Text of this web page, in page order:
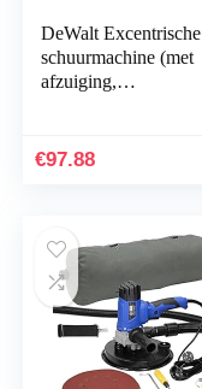
DeWalt Excentrische
schuurmachine (met
afzuiging,
behuizing van de…
€97.88